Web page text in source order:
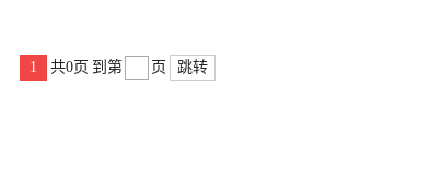
1 共0页 到第 页 跳转